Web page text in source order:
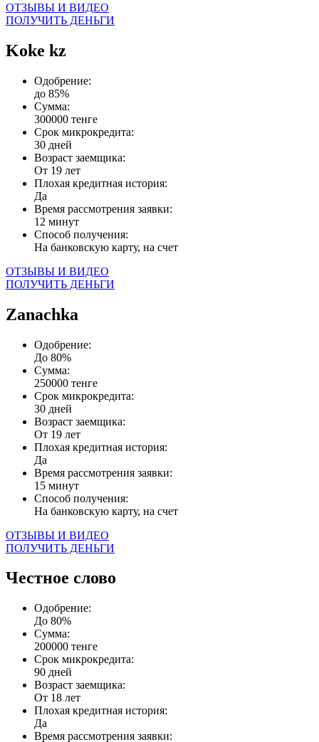
ОТЗЫВЫ И ВИДЕО
ПОЛУЧИТЬ ДЕНЬГИ
Koke kz
Одобрение:
до 85%
Сумма:
300000 тенге
Срок микрокредита:
30 дней
Возраст заемщика:
От 19 лет
Плохая кредитная история:
Да
Время рассмотрения заявки:
12 минут
Способ получения:
На банковскую карту, на счет
ОТЗЫВЫ И ВИДЕО
ПОЛУЧИТЬ ДЕНЬГИ
Zanachka
Одобрение:
До 80%
Сумма:
250000 тенге
Срок микрокредита:
30 дней
Возраст заемщика:
От 19 лет
Плохая кредитная история:
Да
Время рассмотрения заявки:
15 минут
Способ получения:
На банковскую карту, на счет
ОТЗЫВЫ И ВИДЕО
ПОЛУЧИТЬ ДЕНЬГИ
Честное слово
Одобрение:
До 80%
Сумма:
200000 тенге
Срок микрокредита:
90 дней
Возраст заемщика:
От 18 лет
Плохая кредитная история:
Да
Время рассмотрения заявки: